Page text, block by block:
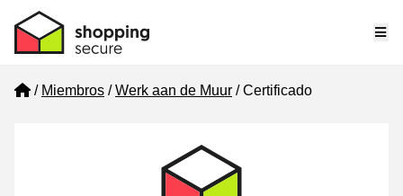
Home
Miembros Werk aan de Muur Certificado